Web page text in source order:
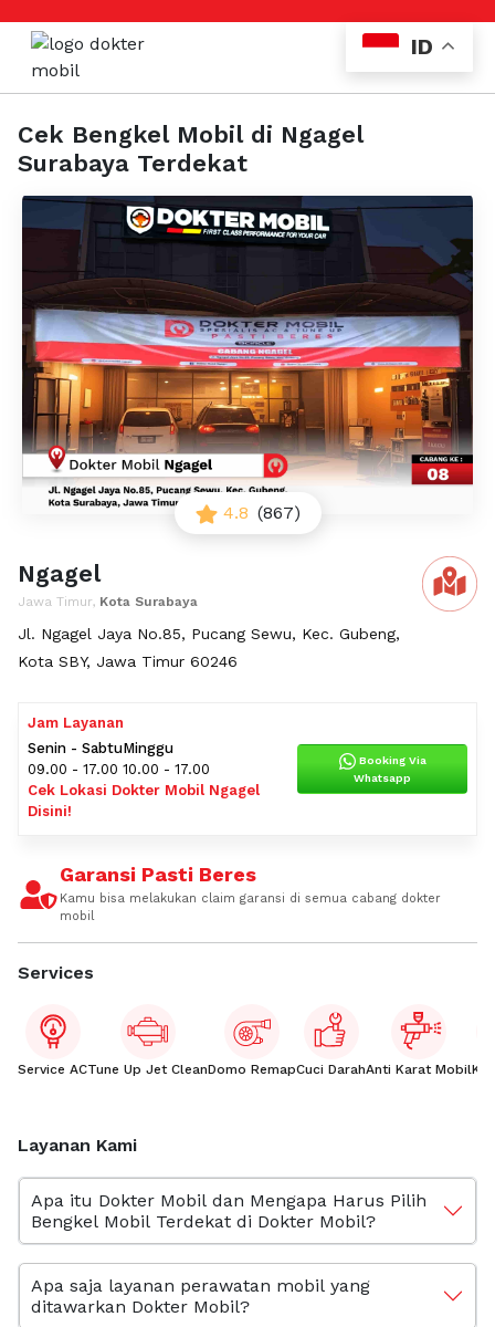
Cek Bengkel Mobil di Ngagel
Surabaya Terdekat
4.8 (867)
Ngagel
Jawa Timur, Kota Surabaya
Jl. Ngagel Jaya No.85, Pucang Sewu, Kec. Gubeng,
Kota SBY, Jawa Timur 60246
Jam Layanan
Senin - Sabtu
09.00 - 17.00
Minggu
10.00 - 17.00
Cek Lokasi Dokter Mobil Ngagel
Disini!
Booking Via
Whatsapp
Garansi Pasti Beres
Kamu bisa melakukan claim garansi di semua cabang dokter
mobil
Services
Service ACTune Up Jet CleanDomo RemapCuci DarahAnti Karat Mobil
Layanan Kami
Apa itu Dokter Mobil dan Mengapa Harus Pilih
Bengkel Mobil Terdekat di Dokter Mobil?
Apa saja layanan perawatan mobil yang
ditawarkan Dokter Mobil?
ID